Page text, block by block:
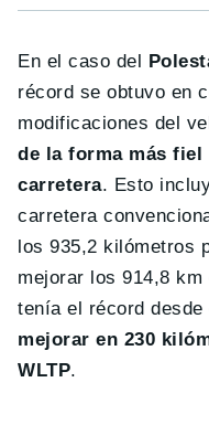
En el caso del
récord se obtuvo en
modificaciones del
de la forma más
carretera. Esto
carretera
los 935,2 kilómetros
mejorar los 914,8
tenía el récord
mejorar en 230
WLTP.